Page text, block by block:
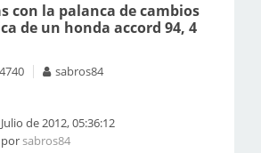
con la palanca de cambios
de un honda accord 94, 4
4740 sabros84
de 2012, 05:36:12
sabros84